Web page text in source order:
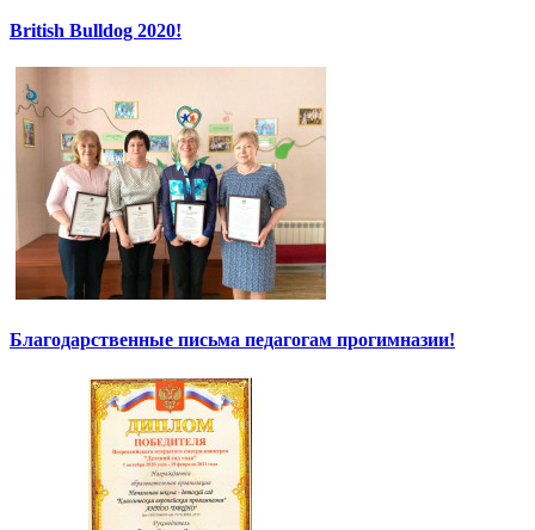
British Bulldog 2020!
Благодарственные письма педагогам прогимназии!